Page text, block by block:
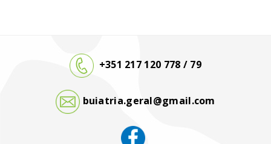
+351 217 120 778 / 79
buiatria.geral@gmail.com